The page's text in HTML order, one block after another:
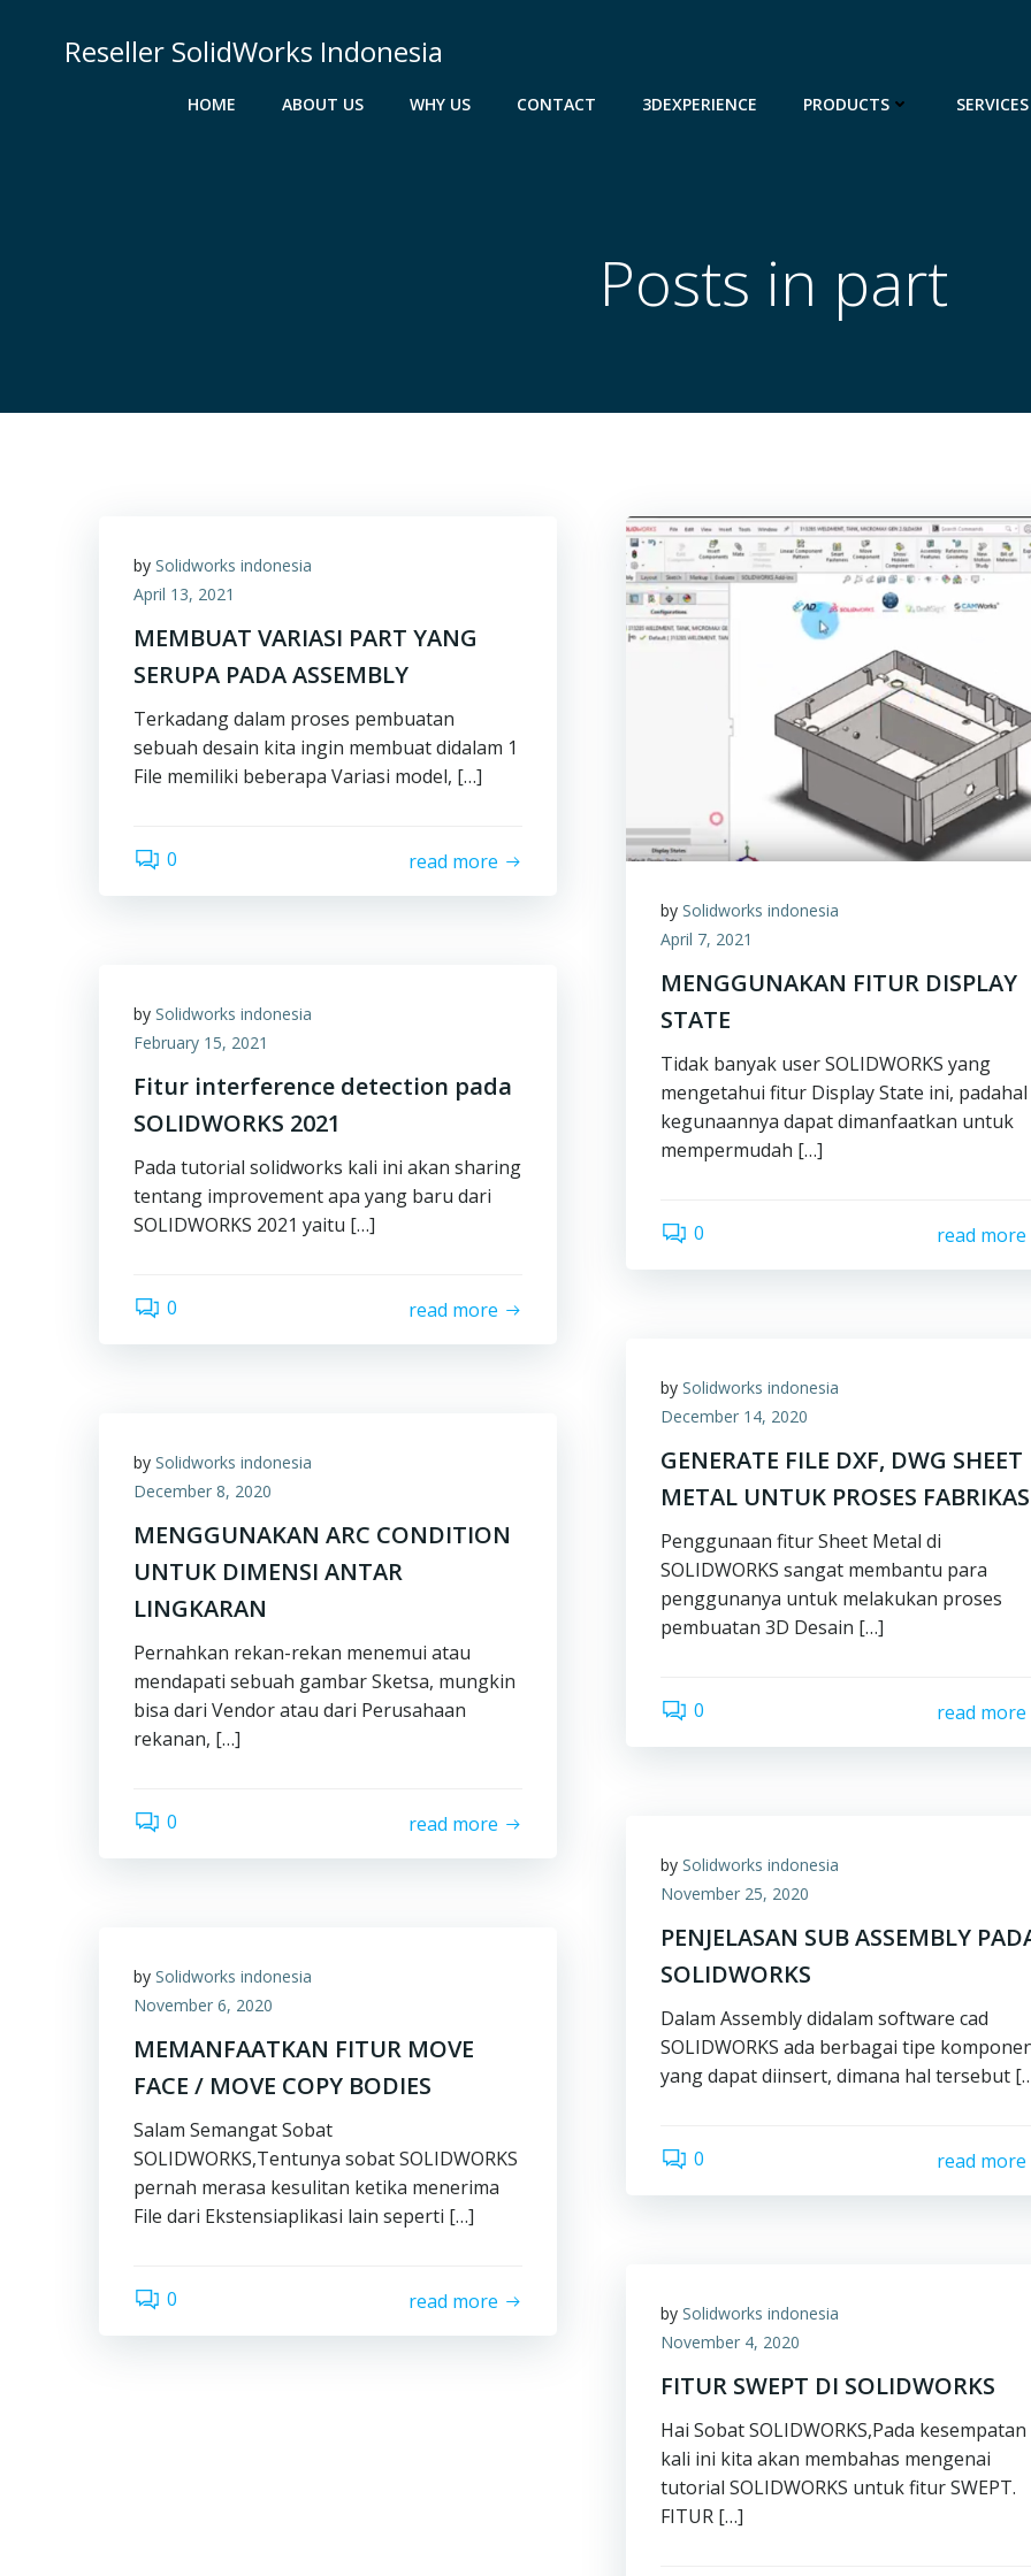
Reseller SolidWorks Indonesia
HOME ABOUT US WHY US CONTACT 3DEXPERIENCE PRODUCTS SERVICES
Posts in part
by Solidworks indonesia
April 13, 2021
MEMBUAT VARIASI PART YANG
SERUPA PADA ASSEMBLY
Terkadang dalam proses pembuatan
sebuah desain kita ingin membuat didalam 1
File memiliki beberapa Variasi model, […]
0 read more
bySolidworks indonesia
April 7, 2021
MENGGUNAKAN FITUR DISPLAY
STATE
Tidak banyak user SOLIDWORKS yang
mengetahui fitur Display State ini, padahal
kegunaannya dapat dimanfaatkan untuk
mempermudah […]
0 read more
by Solidworks indonesia
February 15, 2021
Fitur interference detection pada
SOLIDWORKS 2021
Pada tutorial solidworks kali ini akan sharing
tentang improvement apa yang baru dari
SOLIDWORKS 2021 yaitu […]
0 read more
bySolidworks indonesia
December 14, 2020
GENERATE FILE DXF, DWG SHEET
METAL UNTUK PROSES
Penggunaan fitur Sheet Metal di
SOLIDWORKS sangat membantu para
penggunanya untuk melakukan proses
pembuatan 3D Desain […]
0 read more
by Solidworks indonesia
December 8, 2020
MENGGUNAKAN ARC CONDITION
UNTUK DIMENSI ANTAR
LINGKARAN
Pernahkan rekan-rekan menemui atau
mendapati sebuah gambar Sketsa, mungkin
bisa dari Vendor atau dari Perusahaan
rekanan, […]
0 read more
bySolidworks indonesia
November 25, 2020
PENJELASAN SUB ASSEMBLY
SOLIDWORKS
Dalam Assembly didalam software cad
SOLIDWORKS ada berbagai tipe
yang dapat diinsert, dimana hal tersebut
0 read more
by Solidworks indonesia
November 6, 2020
MEMANFAATKAN FITUR MOVE
FACE / MOVE COPY BODIES
Salam Semangat Sobat
SOLIDWORKS,Tentunya sobat SOLIDWORKS
pernah merasa kesulitan ketika menerima
File dari Ekstensiaplikasi lain seperti […]
0 read more bySolidworks indonesia
November 4, 2020
FITUR SWEPT DI SOLIDWORKS
Hai Sobat SOLIDWORKS,Pada kesempatan
kali ini kita akan membahas mengenai
tutorial SOLIDWORKS untuk fitur SWEPT.
FITUR […]